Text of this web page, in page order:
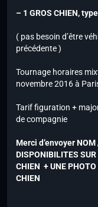
– 1 GROS CHIEN,
( pas besoin d’être
précédente )
Tournage horaires
novembre 2016 à
Tarif figuration +
de compagnie
Merci d’envoyer NOM
DISPONIBILITES
CHIEN + UNE PHOTO
CHIEN